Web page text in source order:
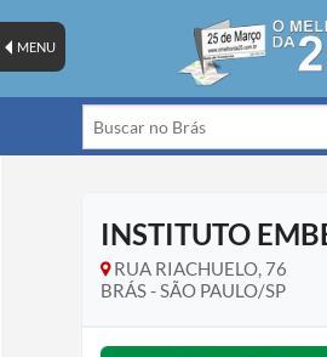
MENU
INSTITUTO
RUA RIACHUELO, 76
BRÁS - SÃO PAULO/SP